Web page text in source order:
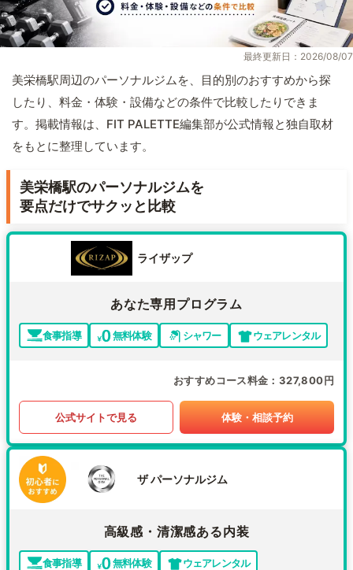
最終更新日：2026/08/07
美栄橋駅周辺のパーソナルジムを、目的別のおすすめから探
したり、料金・体験・設備などの条件で比較したりできま
す。掲載情報は、FIT PALETTE編集部が公式情報と独自取材
をもとに整理しています。
美栄橋駅のパーソナルジムを
要点だけでサクッと比較
ライザップ
あなた専用プログラム
食事指導 無料体験 シャワー ウェアレンタル
おすすめコース料金 327,800円
公式サイトで見る 体験・相談予約
ザ パーソナルジム
高級感・清潔感ある内装
食事指導 無料体験 ウェアレンタル